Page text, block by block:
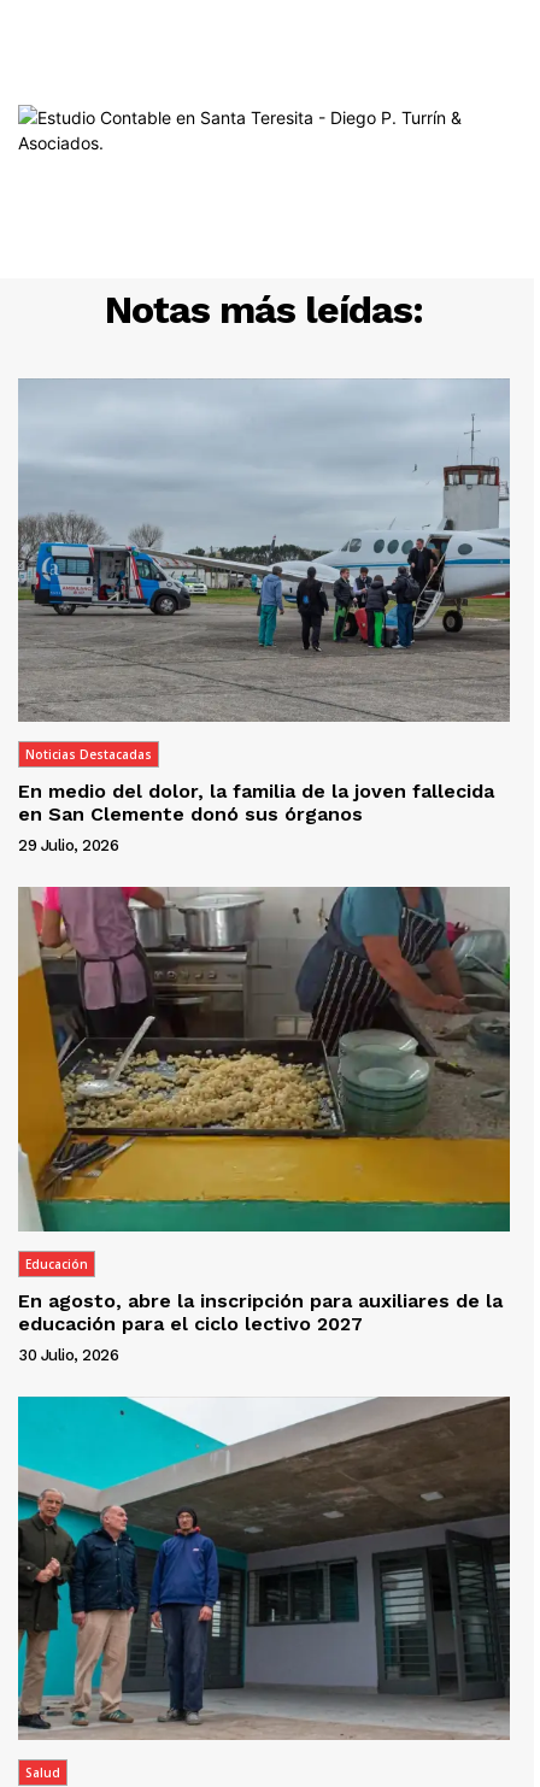
Notas más leídas:
Noticias Destacadas
En medio del dolor, la familia de la joven fallecida
en San Clemente donó sus órganos
29 Julio, 2026
Educación
En agosto, abre la inscripción para auxiliares de la
educación para el ciclo lectivo 2027
30 Julio, 2026
Salud